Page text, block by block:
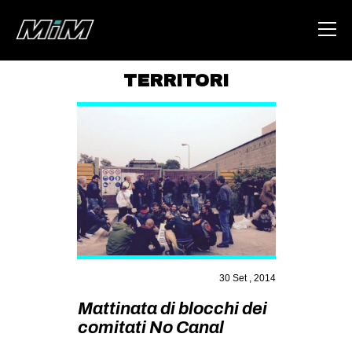
AREA
DEGENERAZIONE
GAZA FREESTYLE
CSOA LAMBRETTA
STUDENTI TSUNAMI
ZAM
TERRITORI
30 Set , 2014
Mattinata di blocchi dei
comitati No Canal